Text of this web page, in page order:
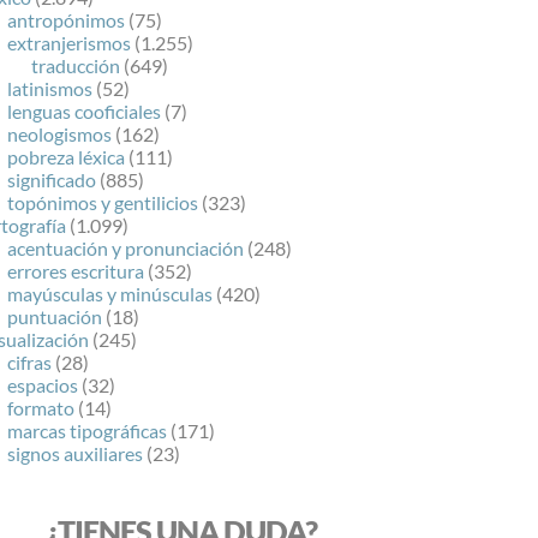
antropónimos (75)
extranjerismos (1.255)
traducción (649)
latinismos (52)
lenguas cooficiales (7)
neologismos (162)
pobreza léxica (111)
significado (885)
topónimos y gentilicios (323)
(1.099)
acentuación y pronunciación (248)
errores escritura (352)
mayúsculas y minúsculas (420)
puntuación (18)
(245)
cifras (28)
espacios (32)
formato (14)
marcas tipográficas (171)
signos auxiliares (23)
¿TIENES UNA DUDA?